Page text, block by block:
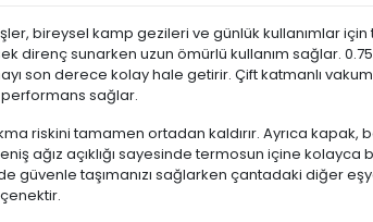
bireysel kamp gezileri ve günlük kullanımlar için
direnç sunarken uzun ömürlü kullanım sağlar.
son derece kolay hale getirir. Çift katmanlı
sağlar.
riskini tamamen ortadan kaldırır. Ayrıca
ağız açıklığı sayesinde termosun içine
taşımanızı sağlarken çantadaki diğer